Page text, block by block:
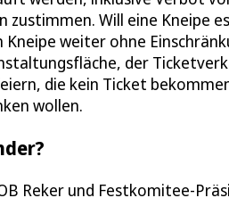
zustimmen. Will eine Kneipe
weiter ohne
der
die kein Ticket
wollen.
Reker und Festkomitee-